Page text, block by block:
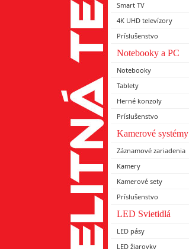
Smart TV
4K UHD televízory
Príslušenstvo
Notebooky a PC
Notebooky
Tablety
Herné konzoly
Príslušenstvo
Kamerové systémy
Záznamové zariadenia
Kamery
Kamerové sety
Príslušenstvo
LED Svietidlá
LED pásy
LED žiarovky